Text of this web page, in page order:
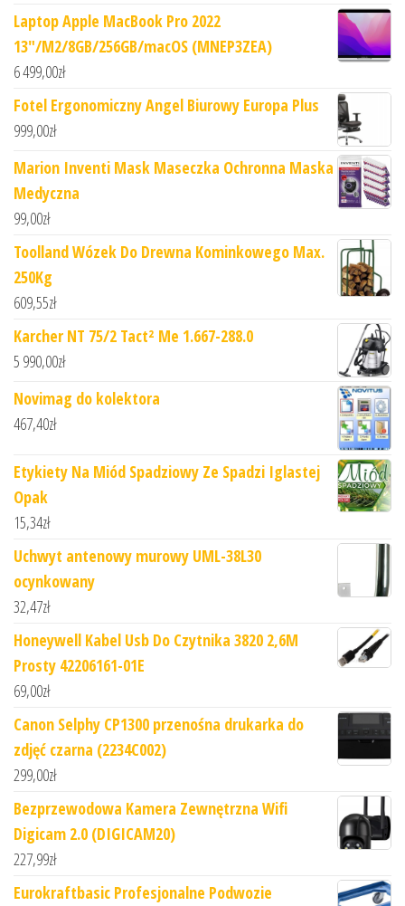
Laptop Apple MacBook Pro 2022
13"/M2/8GB/256GB/macOS (MNEP3ZEA)
6 499,00zł
Fotel Ergonomiczny Angel Biurowy Europa Plus
999,00zł
Marion Inventi Mask Maseczka Ochronna Maska
Medyczna
99,00zł
Toolland Wózek Do Drewna Kominkowego Max.
250Kg
609,55zł
Karcher NT 75/2 Tact² Me 1.667-288.0
5 990,00zł
Novimag do kolektora
467,40zł
Etykiety Na Miód Spadziowy Ze Spadzi Iglastej
Opak
15,34zł
Uchwyt antenowy murowy UML-38L30
ocynkowany
32,47zł
Honeywell Kabel Usb Do Czytnika 3820 2,6M
Prosty 42206161-01E
69,00zł
Canon Selphy CP1300 przenośna drukarka do
zdjęć czarna (2234C002)
299,00zł
Bezprzewodowa Kamera Zewnętrzna Wifi
Digicam 2.0 (DIGICAM20)
227,99zł
Eurokraftbasic Profesjonalne Podwozie